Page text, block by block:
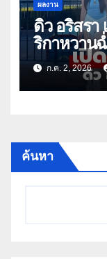
ผลงาน
ดิว อริสรา
ริกาหวาน
ก.ค. 2, 2026
ค้นหา